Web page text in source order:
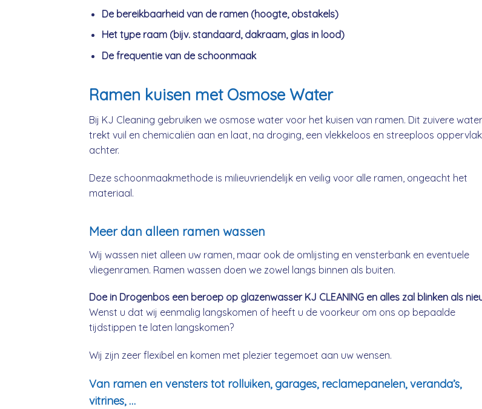
De bereikbaarheid van de ramen (hoogte, obstakels)
Het type raam (bijv. standaard, dakraam, glas in lood)
De frequentie van de schoonmaak
Ramen kuisen met Osmose Water
Bij KJ Cleaning gebruiken we osmose water voor het kuisen van ramen. Dit zuivere water
trekt vuil en chemicaliën aan en laat, na droging, een vlekkeloos en streeploos oppervlak
achter.
Deze schoonmaakmethode is milieuvriendelijk en veilig voor alle ramen, ongeacht het
materiaal.
Meer dan alleen ramen wassen
Wij wassen niet alleen uw ramen, maar ook de omlijsting en vensterbank en eventuele
vliegenramen. Ramen wassen doen we zowel langs binnen als buiten.
Doe in Drogenbos een beroep op glazenwasser KJ CLEANING en alles zal blinken als
Wenst u dat wij eenmalig langskomen of heeft u de voorkeur om ons op bepaalde
tijdstippen te laten langskomen?
Wij zijn zeer flexibel en komen met plezier tegemoet aan uw wensen.
Van ramen en vensters tot rolluiken, garages, reclamepanelen, veranda’s,
vitrines, …